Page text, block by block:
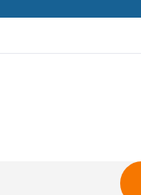
noktaları öneri